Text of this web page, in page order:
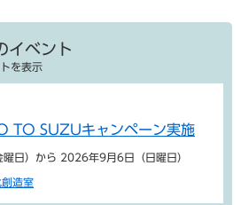
イベント
を表示
TO SUZUキャンペーン実施
日）から 2026年9月6日（日曜日）
造室